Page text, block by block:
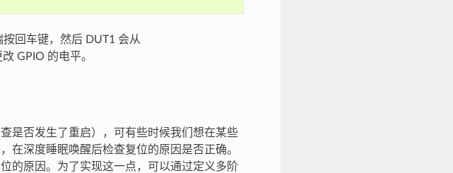
回车键，然后 DUT1 会从
GPIO 的电平。
是否发生了重启），可有些时候我们想在某些
在深度睡眠唤醒后检查复位的原因是否正确。
的原因。为了实现这一点，可以通过定义多阶